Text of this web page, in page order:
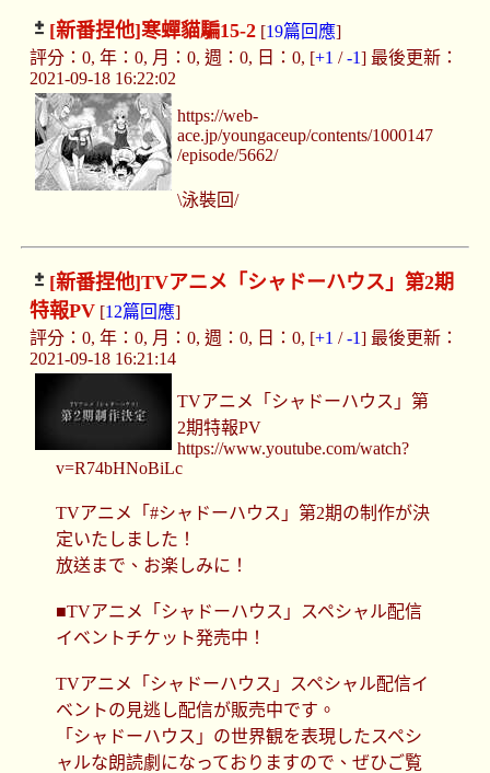
[新番捏他]寒蟬貓騙15-2[19篇回應]
評分：0, 年：0, 月：0, 週：0, 日：0, [+1 /-1] 最後更新：
2021-09-18 16:22:02
https://web-
ace.jp/youngaceup/contents/1000147
/episode/5662/
\泳裝回/
[新番捏他]TVアニメ「シャドーハウス」第2期
特報PV[12篇回應]
評分：0, 年：0, 月：0, 週：0, 日：0, [+1 /-1] 最後更新：
2021-09-18 16:21:14
TVアニメ「シャドーハウス」第
2期特報PV
https://www.youtube.com/watch?
v=R74bHNoBiLc
TVアニメ「#シャドーハウス」第2期の制作が決
定いたしました！
放送まで、お楽しみに！
■TVアニメ「シャドーハウス」スペシャル配信
イベントチケット発売中！
TVアニメ「シャドーハウス」スペシャル配信イ
ベントの見逃し配信が販売中です。
「シャドーハウス」の世界観を表現したスペシ
ャルな朗読劇になっておりますので、ぜひご覧